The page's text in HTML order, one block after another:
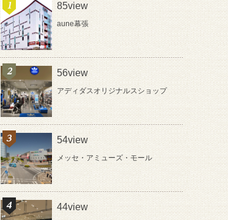
85view
aune幕張
56view
アディダスオリジナルスショップ
54view
メッセ・アミューズ・モール
44view